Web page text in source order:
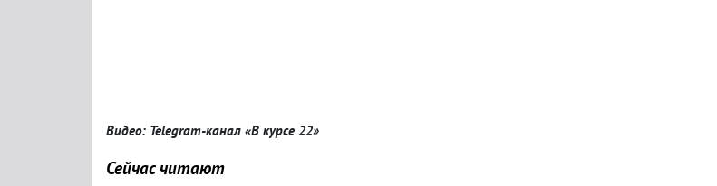
Видео: Telegram-канал «В курсе 22»
Сейчас читают